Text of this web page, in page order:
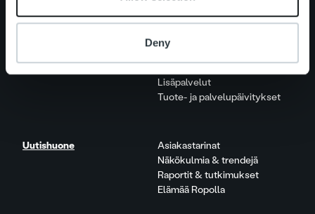
DenyLaskutusratkaisu
Palveluosa-alueet
Lisäpalvelut
Tuote- ja palvelupäivitykset
Uutishuone
Asiakastarinat
Näkökulmia & trendejä
Raportit & tutkimukset
Elämää Ropolla